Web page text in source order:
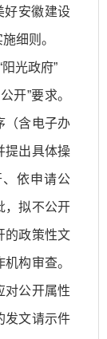
好安徽建设
细则。
光政府”
开”要求。
（含电子办
提出具体操
依申请公
，拟不公开
的政策性文
构审查。
对公开属性
发文请示件